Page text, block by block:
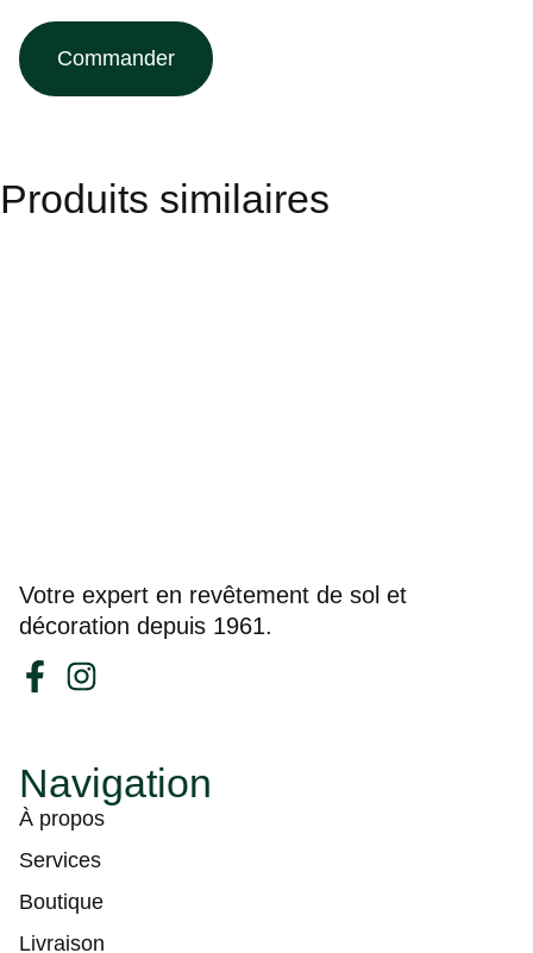
Commander
Produits similaires
Votre expert en revêtement de sol et
décoration depuis 1961.
Navigation
À propos
Services
Boutique
Livraison